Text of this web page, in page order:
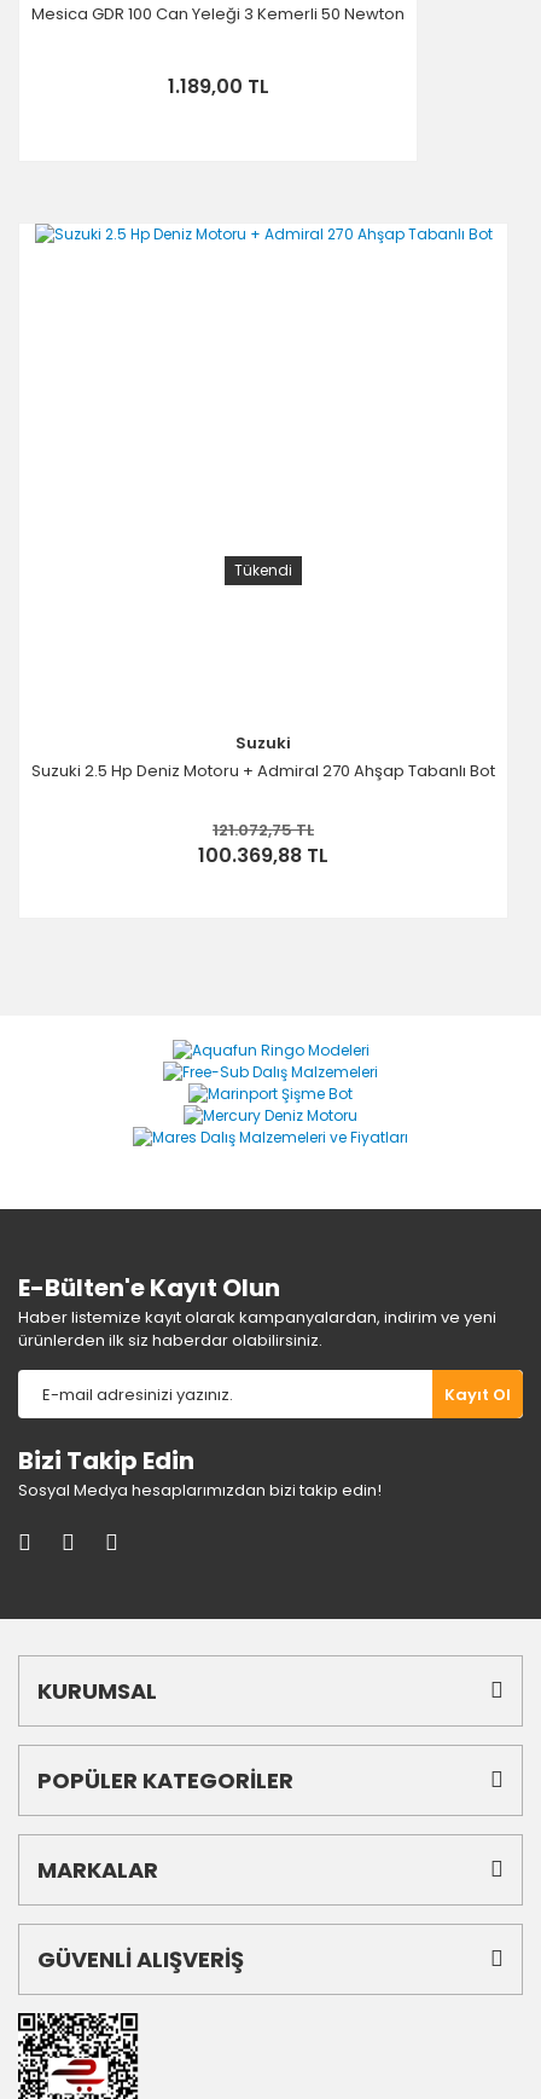
Mesica GDR 100 Can Yeleği 3 Kemerli 50 Newton
1.189,00 TL
Tükendi
Suzuki
Suzuki 2.5 Hp Deniz Motoru + Admiral 270 Ahşap Tabanlı Bot
121.072,75 TL
100.369,88 TL
E-Bülten'e Kayıt Olun
Haber listemize kayıt olarak kampanyalardan, indirim ve yeni
ürünlerden ilk siz haberdar olabilirsiniz.
Kayıt Ol
Bizi Takip Edin
Sosyal Medya hesaplarımızdan bizi takip edin!
KURUMSAL
POPÜLER KATEGORİLER
MARKALAR
GÜVENLİ ALIŞVERİŞ